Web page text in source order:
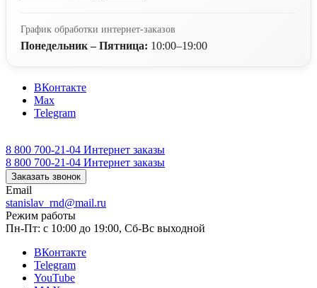
График обработки интернет-заказов
Понедельник – Пятница: 10:00–19:00
ВКонтакте
Max
Telegram
8 800 700-21-04 Интернет заказы
8 800 700-21-04 Интернет заказы
Заказать звонок
Email
stanislav_rnd@mail.ru
Режим работы
Пн-Пт: с 10:00 до 19:00, Сб-Вс выходной
ВКонтакте
Telegram
YouTube